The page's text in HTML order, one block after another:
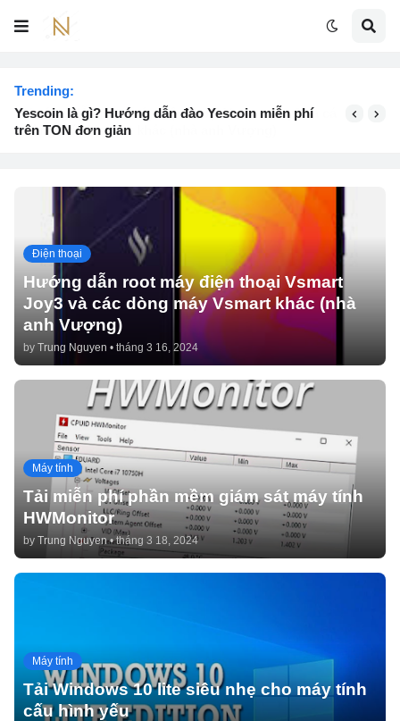
Trending:
Yescoin là gì? Hướng dẫn đào Yescoin miễn phí
trên TON đơn giản
Điện thoại
Hướng dẫn root máy điện thoại Vsmart
Joy3 và các dòng máy Vsmart khác (nhà
anh Vượng)
by Trung Nguyen • tháng 3 16, 2024
Máy tính
Tải miễn phí phần mềm giám sát máy tính
HWMonitor
by Trung Nguyen • tháng 3 18, 2024
Máy tính
Tải Windows 10 lite siêu nhẹ cho máy tính
cấu hình yếu